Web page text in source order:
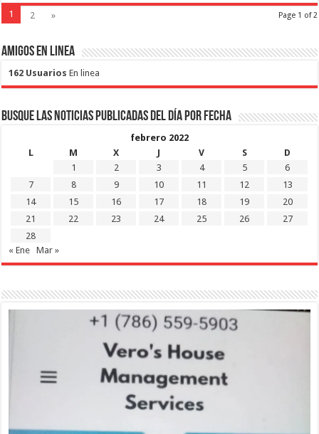
Page 1 of 2
1 2 »
Amigos en Linea
162 Usuarios En linea
Busque las noticias publicadas del día por fecha
febrero 2022
L
M X J V S
D
1
2 3 4 5
6
7
8 9 10 11 12
13
14
15 16 17 18 19
20
21
22 23 24 25 26
27
28
« Ene
Mar »